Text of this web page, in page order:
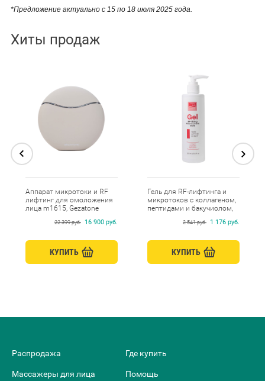
*Предложение актуально с 15 по 18 июля 2025 года.
Хиты продаж
Аппарат микротоки и RF
лифтинг для омоложения
лица m1615, Gezatone
22 399 руб. 16 900 руб.
КУПИТЬ
Гель для RF-лифтинга и
микротоков с коллагеном,
пептидами и бакучиолом,
2 541 руб. 1 176 руб.
КУПИТЬ
Распродажа
Массажеры для лица
Где купить
Помощь